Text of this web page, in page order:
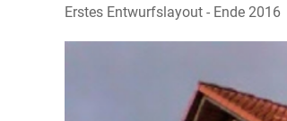
Erstes Entwurfslayout - Ende 2016